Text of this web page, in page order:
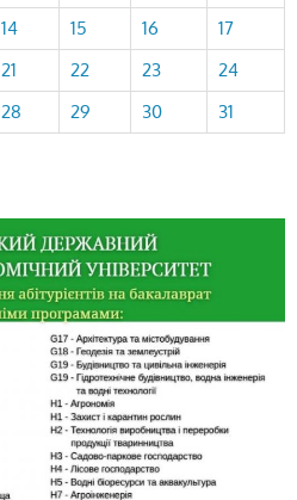
14 15 16
17
21 22 23
24
28 29 30 31